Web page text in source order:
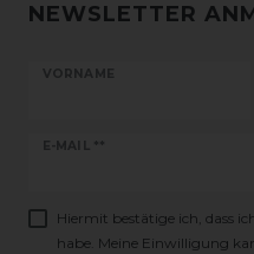
NEWSLETTER
VORNAME
E-MAIL **
Newsletter
Hiermit bestätige ich, dass
habe. Meine Einwilligung